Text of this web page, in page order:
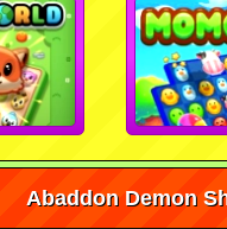
Abaddon Demon